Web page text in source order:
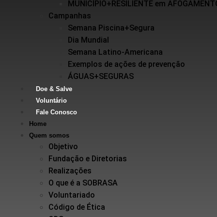
MUNICÍPIO+RESILIENTE em
Campanhas
Semana Piscina+Segura
Dia Mundial
Semana Latino-Americana
Exemplos de ações de prevenção
ÁGUAS+SEGURAS
Doe & Salve
Voluntário
Fale Conosco
Home
Quem somos
Objetivo
Fundação e Diretorias
Realizações
O que é a SOBRASA
Voluntariado
Código de Ética